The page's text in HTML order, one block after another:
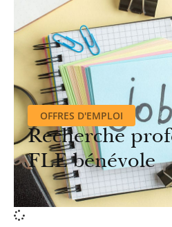
OFFRES D'EMPLOI
Recherche
FLE bénévole